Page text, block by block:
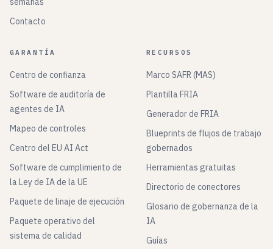
Contacto
GARANTÍA
Centro de confianza
Software de auditoría de
agentes de IA
Mapeo de controles
Centro del EU AI Act
Software de cumplimiento de
la Ley de IA de la UE
Paquete de linaje de ejecución
Paquete operativo del
sistema de calidad
RECURSOS
Marco SAFR (MAS)
Plantilla FRIA
Generador de FRIA
Blueprints de flujos de trabajo
gobernados
Herramientas gratuitas
Directorio de conectores
Glosario de gobernanza de la
IA
Guías